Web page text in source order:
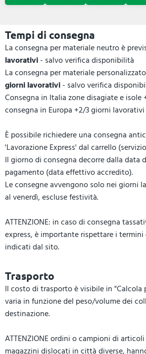
Tempi di consegna
La consegna per materiale neutro è
lavorativi- salvo verifica disponibilità
La consegna per materiale
giorni lavorativi- salvo verifica
Consegna in Italia zone disagiate e isole
consegna in Europa +2/3 giorni lavorativi
È possibile richiedere una consegna
'Lavorazione Express' dal carrello
Il giorno di consegna decorre dalla data
pagamento (data effettivo accredito).
Le consegne avvengono solo nei giorni
al venerdì, escluse festività.
ATTENZIONE: in caso di consegna
express, è importante rispettare i
indicati dal sito.
Trasporto
Il costo di trasporto è visibile in "Calcola
varia in funzione del peso/volume dei
destinazione.
ATTENZIONE ordini o campioni di
magazzini dislocati in città diverse,